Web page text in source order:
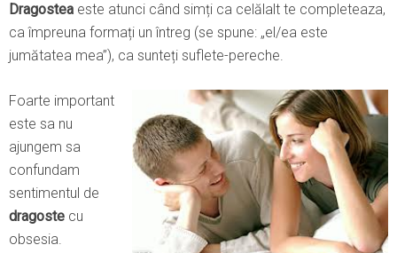
Dragostea este atunci când simți ca celălalt te completeaza,
ca împreuna formați un întreg (se spune: „el/ea este
jumătatea mea”), ca sunteți suflete-pereche.
Foarte important
este sa nu
ajungem sa
confundam
sentimentul de
dragoste cu
obsesia.